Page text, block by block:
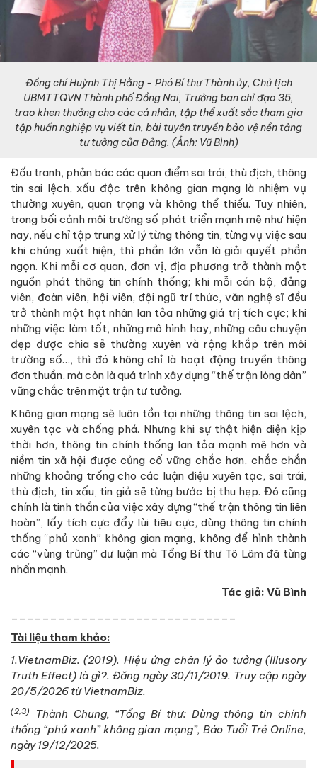
Đồng chí Huỳnh Thị Hằng - Phó Bí thư Thành ủy, Chủ tịch
UBMTTQVN Thành phố Đồng Nai, Trưởng ban chỉ đạo 35,
trao khen thưởng cho các cá nhân, tập thể xuất sắc tham gia
tập huấn nghiệp vụ viết tin, bài tuyên truyền bảo vệ nền tảng
tư tưởng của Đảng. (Ảnh: Vũ Bình)
Đấu tranh, phản bác các quan điểm sai trái, thù địch, thông
tin sai lệch, xấu độc trên không gian mạng là nhiệm vụ
thường xuyên, quan trọng và không thể thiếu. Tuy nhiên,
trong bối cảnh môi trường số phát triển mạnh mẽ như hiện
nay, nếu chỉ tập trung xử lý từng thông tin, từng vụ việc sau
khi chúng xuất hiện, thì phần lớn vẫn là giải quyết phần
ngọn. Khi mỗi cơ quan, đơn vị, địa phương trở thành một
nguồn phát thông tin chính thống; khi mỗi cán bộ, đảng
viên, đoàn viên, hội viên, đội ngũ trí thức, văn nghệ sĩ đều
trở thành một hạt nhân lan tỏa những giá trị tích cực; khi
những việc làm tốt, những mô hình hay, những câu chuyện
đẹp được chia sẻ thường xuyên và rộng khắp trên môi
trường số…, thì đó không chỉ là hoạt động truyền thông
đơn thuần, mà còn là quá trình xây dựng “thế trận lòng dân”
vững chắc trên mặt trận tư tưởng.
Không gian mạng sẽ luôn tồn tại những thông tin sai lệch,
xuyên tạc và chống phá. Nhưng khi sự thật hiện diện kịp
thời hơn, thông tin chính thống lan tỏa mạnh mẽ hơn và
niềm tin xã hội được củng cố vững chắc hơn, chắc chắn
những khoảng trống cho các luận điệu xuyên tạc, sai trái,
thù địch, tin xấu, tin giả sẽ từng bước bị thu hẹp. Đó cũng
chính là tinh thần của việc xây dựng “thế trận thông tin liên
hoàn”, lấy tích cực đẩy lùi tiêu cực, dùng thông tin chính
thống “phủ xanh” không gian mạng, không để hình thành
các “vùng trũng” dư luận mà Tổng Bí thư Tô Lâm đã từng
nhấn mạnh.
Tác giả: Vũ Bình
Tài liệu tham khảo:
1.VietnamBiz. (2019). Hiệu ứng chân lý ảo tưởng (Illusory
Truth Effect) là gì?. Đăng ngày 30/11/2019. Truy cập ngày
20/5/2026 từ VietnamBiz.
(2,3)
Thành Chung, “Tổng Bí thư: Dùng thông tin chính
thống “phủ xanh” không gian mạng”, Báo Tuổi Trẻ Online,
ngày 19/12/2025.